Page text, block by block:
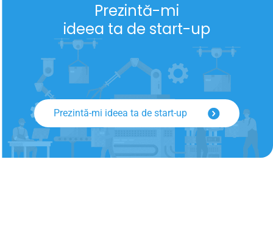
Prezintă-mi
ideea ta de start-up
Prezintă-mi ideea ta de start-up